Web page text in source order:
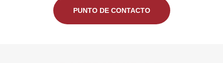
PUNTO DE CONTACTO